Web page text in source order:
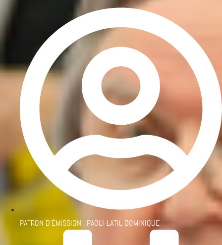
PATRON D'ÉMISSION : PAOLI-LATIL DOMINIQUE